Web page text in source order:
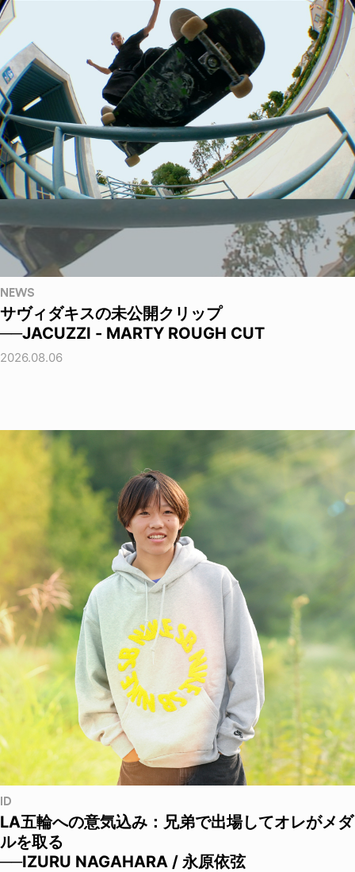
NEWS
サヴィダキスの未公開クリップ
──JACUZZI - MARTY ROUGH CUT
2026.08.06
ID
LA五輪への意気込み：兄弟で出場してオレがメダ
ルを取る
──IZURU NAGAHARA / 永原依弦